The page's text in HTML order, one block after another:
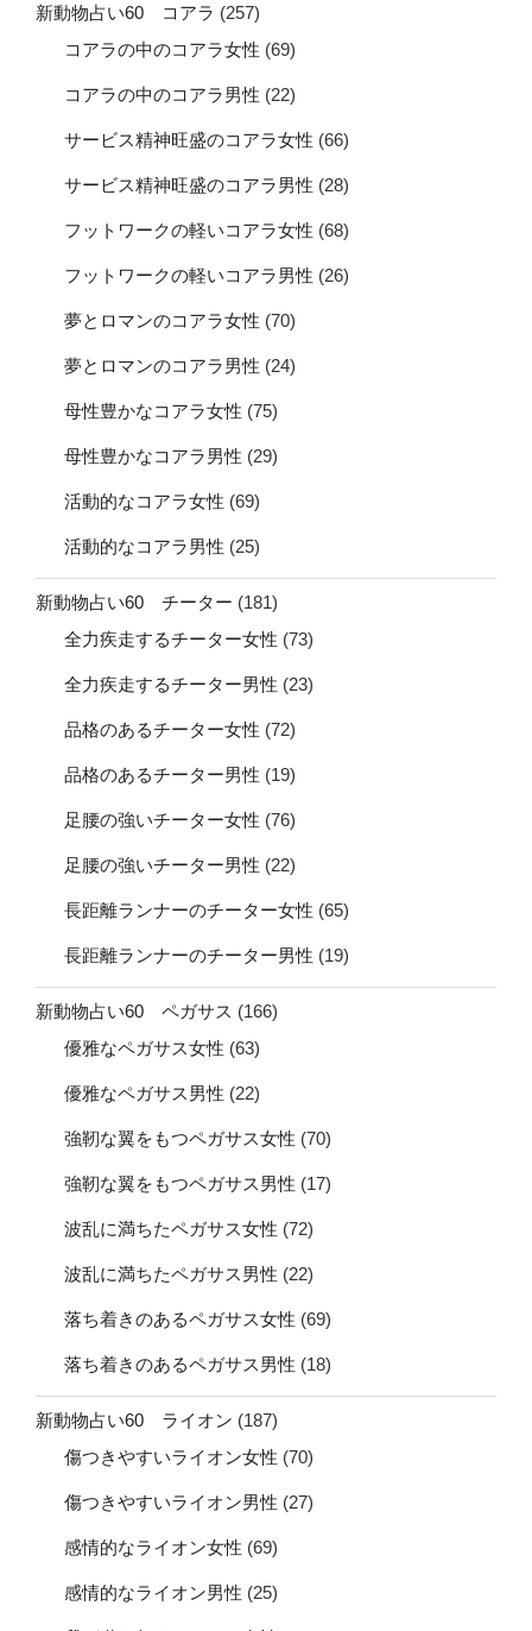
新動物占い60 コアラ (257)
コアラの中のコアラ女性 (69)
コアラの中のコアラ男性 (22)
サービス精神旺盛のコアラ女性 (66)
サービス精神旺盛のコアラ男性 (28)
フットワークの軽いコアラ女性 (68)
フットワークの軽いコアラ男性 (26)
夢とロマンのコアラ女性 (70)
夢とロマンのコアラ男性 (24)
母性豊かなコアラ女性 (75)
母性豊かなコアラ男性 (29)
活動的なコアラ女性 (69)
活動的なコアラ男性 (25)
新動物占い60 チーター (181)
全力疾走するチーター女性 (73)
全力疾走するチーター男性 (23)
品格のあるチーター女性 (72)
品格のあるチーター男性 (19)
足腰の強いチーター女性 (76)
足腰の強いチーター男性 (22)
長距離ランナーのチーター女性 (65)
長距離ランナーのチーター男性 (19)
新動物占い60 ペガサス (166)
優雅なペガサス女性 (63)
優雅なペガサス男性 (22)
強靭な翼をもつペガサス女性 (70)
強靭な翼をもつペガサス男性 (17)
波乱に満ちたペガサス女性 (72)
波乱に満ちたペガサス男性 (22)
落ち着きのあるペガサス女性 (69)
落ち着きのあるペガサス男性 (18)
新動物占い60 ライオン (187)
傷つきやすいライオン女性 (70)
傷つきやすいライオン男性 (27)
感情的なライオン女性 (69)
感情的なライオン男性 (25)